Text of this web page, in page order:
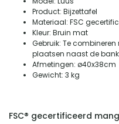
Product: Bijzettafel
Materiaal: FSC
Kleur: Bruin mat
Gebruik: Te
plaatsen naast de bank
Afmetingen: ø40x38cm
Gewicht: 3 kg
FSC® gecertificeerd